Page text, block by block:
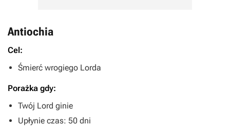
Antiochia
Cel:
Śmierć wrogiego Lorda
Porażka gdy:
Twój Lord ginie
Upłynie czas: 50 dni